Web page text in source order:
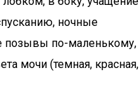
ночные
позывы по-маленькому,
мочи (темная, красная,